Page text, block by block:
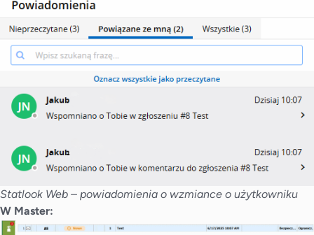
Statlook Web – powiadomienia o wzmiance o użytkowniku
W Master: